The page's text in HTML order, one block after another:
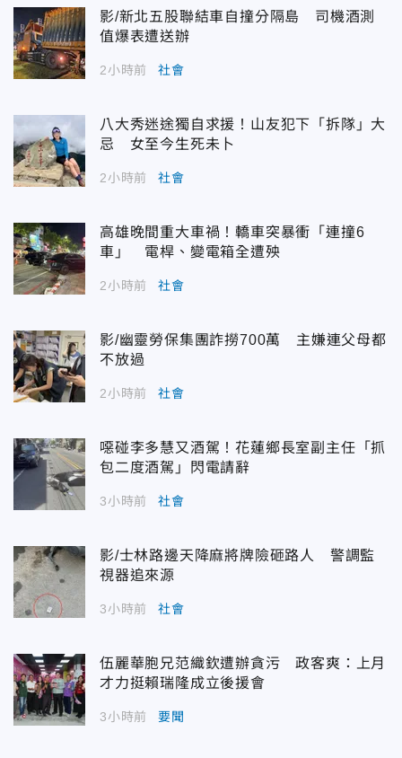
影/新北五股聯結車自撞分隔島 司機酒測
值爆表遭送辦
2小時前 社會
八大秀迷途獨自求援！山友犯下「拆隊」大
忌 女至今生死未卜
2小時前 社會
高雄晚間重大車禍！轎車突暴衝「連撞6
車」 電桿、變電箱全遭殃
2小時前 社會
影/幽靈勞保集團詐撈700萬 主嫌連父母都
不放過
2小時前 社會
噁碰李多慧又酒駕！花蓮鄉長室副主任「抓
包二度酒駕」閃電請辭
3小時前 社會
影/士林路邊天降麻將牌險砸路人 警調監
視器追來源
3小時前 社會
伍麗華胞兄范織欽遭辦貪污 政客爽：上月
才力挺賴瑞隆成立後援會
3小時前 要聞